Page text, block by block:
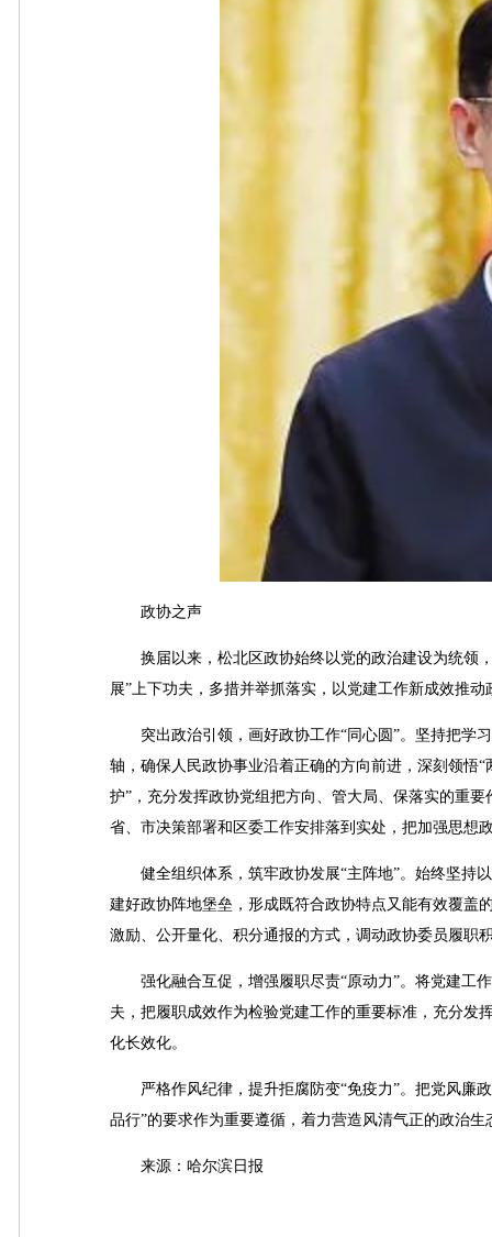
政协之声
换届以来，松北区政协始终以党的政治建设为统领，
展”上下功夫，多措并举抓落实，以党建工作新成效推
突出政治引领，画好政协工作“同心圆”。坚持把学
轴，确保人民政协事业沿着正确的方向前进，深刻领悟
护”，充分发挥政协党组把方向、管大局、保落实的重
省、市决策部署和区委工作安排落到实处，把加强思想
健全组织体系，筑牢政协发展“主阵地”。始终坚持
建好政协阵地堡垒，形成既符合政协特点又能有效覆盖
激励、公开量化、积分通报的方式，调动政协委员履职
强化融合互促，增强履职尽责“原动力”。将党建工
夫，把履职成效作为检验党建工作的重要标准，充分发
化长效化。
严格作风纪律，提升拒腐防变“免疫力”。把党风廉政
品行”的要求作为重要遵循，着力营造风清气正的政治生
来源：哈尔滨日报